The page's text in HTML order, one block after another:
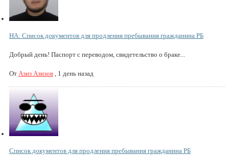
НА: Список документов для продления пребывания гражданина РБ
Добрый день! Паспорт с переводом, свидетельство о браке...
От Азиз Азизов 1 день назад
Список документов для продления пребывания гражданина РБ